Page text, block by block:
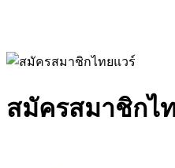
สมัครสมาชิกไ